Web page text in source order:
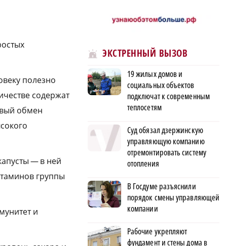
полезно
содержат
обмен
— в ней
группы
и
ЭКСТРЕННЫЙ ВЫЗОВ
19 жилых домов и
социальных объектов
подключат к современным
теплосетям
Суд обязал дзержинскую
управляющую компанию
отремонтировать систему
отопления
В Госдуме разъяснили
порядок смены управляющей
компании
Рабочие укрепляют
фундамент и стены дома в